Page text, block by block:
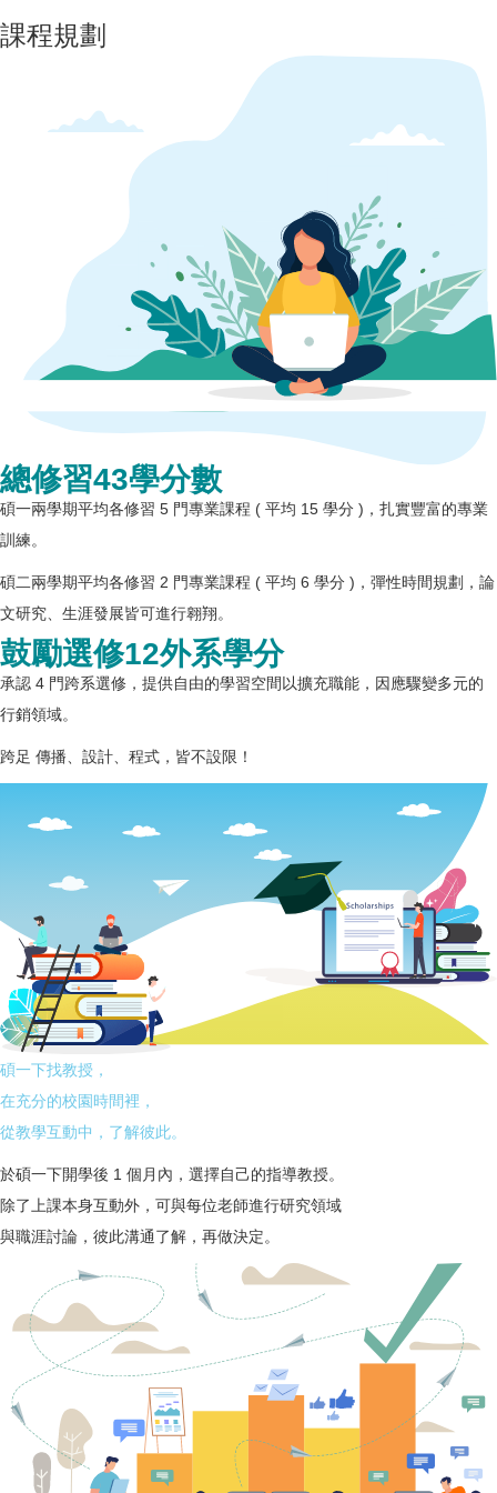
課程規劃
總修習43學分數
碩一兩學期平均各修習 5 門專業課程 ( 平均 15 學分 )，扎實豐富的專業
訓練。
碩二兩學期平均各修習 2 門專業課程 ( 平均 6 學分 )，彈性時間規劃，論
文研究、生涯發展皆可進行翱翔。
鼓勵選修12外系學分
承認 4 門跨系選修，提供自由的學習空間以擴充職能，因應驟變多元的
行銷領域。
跨足 傳播、設計、程式，皆不設限！
碩一下找教授，
在充分的校園時間裡，
從教學互動中，了解彼此。
於碩一下開學後 1 個月內，選擇自己的指導教授。
除了上課本身互動外，可與每位老師進行研究領域
與職涯討論，彼此溝通了解，再做決定。